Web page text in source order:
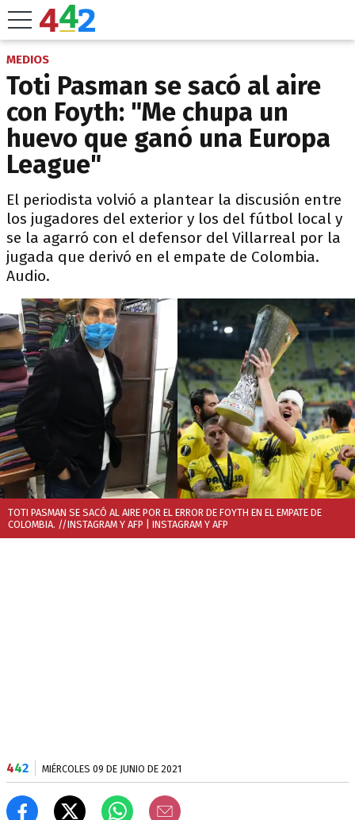
MEDIOS
Toti Pasman se sacó al aire
con Foyth: "Me chupa un
huevo que ganó una Europa
League"
El periodista volvió a plantear la discusión entre
los jugadores del exterior y los del fútbol local y
se la agarró con el defensor del Villarreal por la
jugada que derivó en el empate de Colombia.
Audio.
TOTI PASMAN SE SACÓ AL AIRE POR EL ERROR DE FOYTH EN EL EMPATE DE
COLOMBIA. //INSTAGRAM Y AFP | INSTAGRAM Y AFP
442 MIÉRCOLES 09 DE JUNIO DE 2021